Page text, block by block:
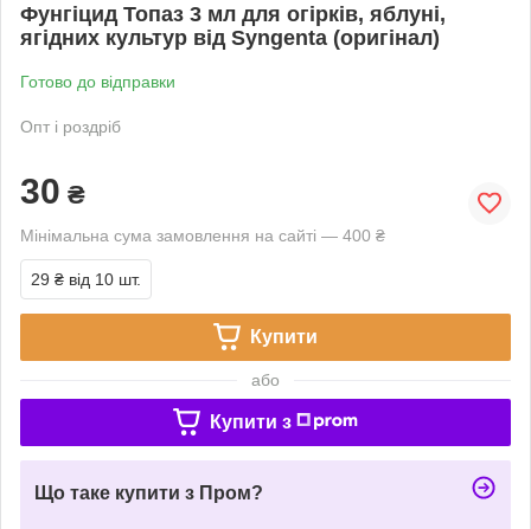
Фунгіцид Топаз 3 мл для огірків, яблуні,
ягідних культур від Syngenta (оригінал)
Готово до відправки
Опт і роздріб
30 ₴
Мінімальна сума замовлення на сайті — 400 ₴
29 ₴ від 10 шт.
Купити
або
Купити з
Що таке купити з Пром?